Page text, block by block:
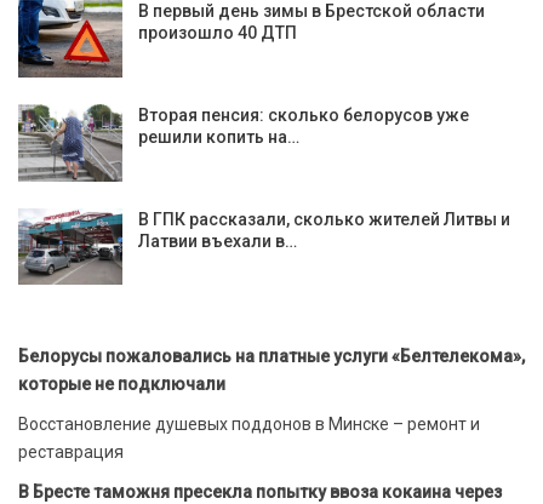
В первый день зимы в Брестской области
произошло 40 ДТП
Вторая пенсия: сколько белорусов уже
решили копить на…
В ГПК рассказали, сколько жителей Литвы и
Латвии въехали в…
Белорусы пожаловались на платные услуги «Белтелекома»,
которые не подключали
Восстановление душевых поддонов в Минске – ремонт и
реставрация
В Бресте таможня пресекла попытку ввоза кокаина через